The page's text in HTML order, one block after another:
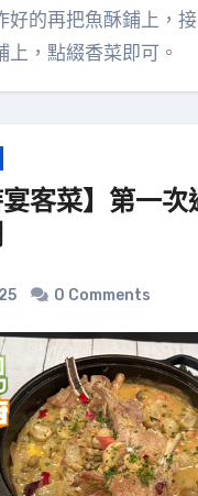
好的再把魚酥鋪上，
上，點綴香菜即可。
宴客菜】第一
0 Comments